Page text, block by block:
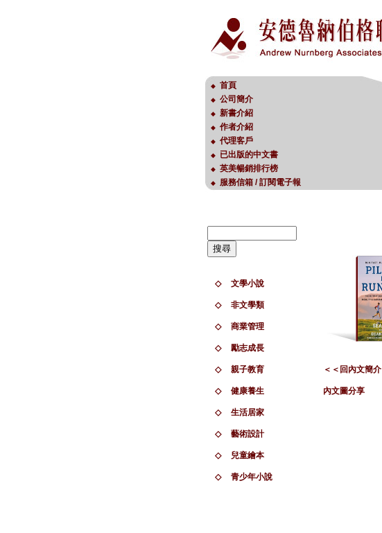
◆ 首頁
◆ 公司簡介
◆ 新書介紹
◆ 作者介紹
◆ 代理客戶
◆ 已出版的中文書
◆ 英美暢銷排行榜
◆ 服務信箱 / 訂閱電子報
◇ 文學小說
◇ 非文學類
◇ 商業管理
◇ 勵志成長
◇ 親子教育
◇ 健康養生
◇ 生活居家
◇ 藝術設計
◇ 兒童繪本
◇ 青少年小說
＜ ＜ 回內文簡介
內文圖分享